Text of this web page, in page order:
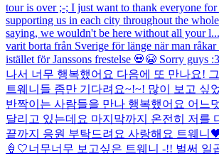
tour is over ;-; I just want to thank everyone
supporting us in each city throughout the
saying, we wouldn't be here without all your l...
varit borta från Sverige för länge när man råkar
istället för Janssons frestelse 💀😭 Sorry guys :3
나서 너무 행복했어요 다음에 또 만나요!
트웨니들 좀만 기다려요~!~! 많이 보고 싶
반짝이는 사람들을 만나 행복했어요 어느
달리고 있는데요 마지막까지 온전히 저를
끝까지 응원 부탁드려요 사랑해요 트웨니
🍦🤍너무너무 보고싶은 트웨니 -!! 벌써 일